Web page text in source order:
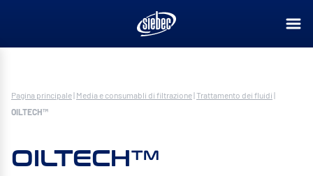
Pagina principale| Media e consumabli di filtrazione|Trattamento dei fluidi |
OILTECH™
OILTECH™